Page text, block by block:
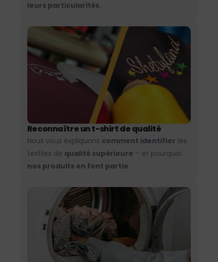
leurs particularités.
Reconnaître un t-shirt de qualité
Nous vous expliquons comment identifier les
textiles de qualité supérieure – et pourquoi
nos produits en font partie.